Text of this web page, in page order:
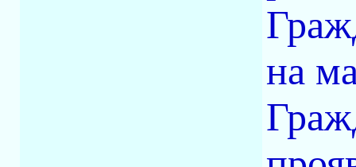
на